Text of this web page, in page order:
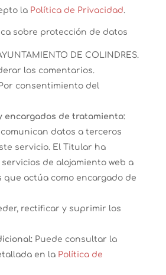
la Política de Privacidad.
sobre protección de datos
DE COLINDRES.
los comentarios.
consentimiento del
encargados de tratamiento:
datos a terceros
servicio. El Titular ha
de alojamiento web a
que actúa como encargado de
rectificar y suprimir los
Puede consultar la
en la Política de